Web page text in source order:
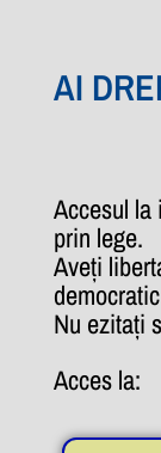
AI
Accesul
prin lege.
Aveți
Nu ezitați
Acces la: